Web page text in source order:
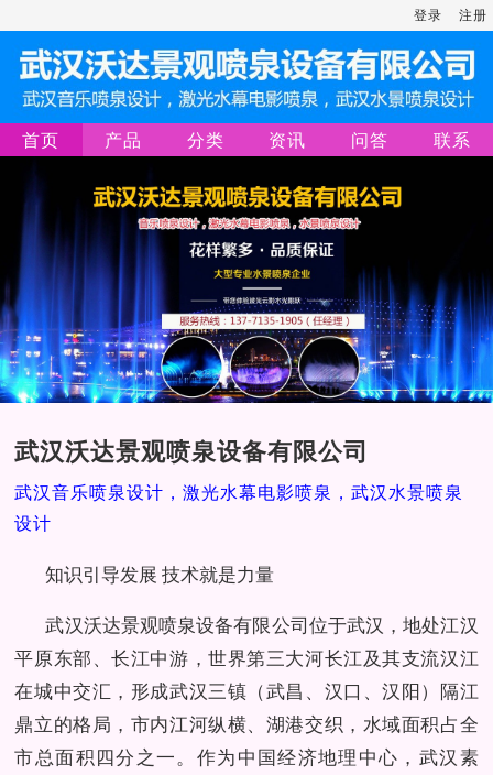
登录 注册
首页 产品 分类 资讯 问答 联系
武汉沃达景观喷泉设备有限公司
武汉音乐喷泉设计，激光水幕电影喷泉，武汉水景喷泉
设计
知识引导发展 技术就是力量
武汉沃达景观喷泉设备有限公司位于武汉，地处江汉
平原东部、长江中游，世界第三大河长江及其支流汉江
在城中交汇，形成武汉三镇（武昌、汉口、汉阳）隔江
鼎立的格局，市内江河纵横、湖港交织，水域面积占全
市总面积四分之一。作为中国经济地理中心，武汉素